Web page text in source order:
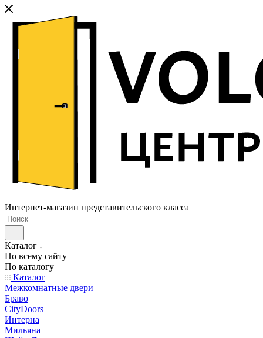
Интернет-магазин представительского класса
Каталог
По всему сайту
По каталогу
Каталог
Межкомнатные двери
Браво
CityDoors
Интерна
Мильяна